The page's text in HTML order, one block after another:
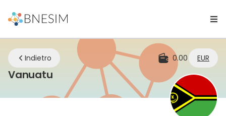
Indietro 0.00 EUR
VanuatueSIM | Rimani connesso ovunque